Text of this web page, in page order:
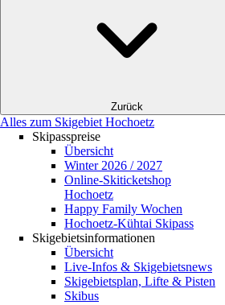
Zurück
Alles zum Skigebiet Hochoetz
Skipasspreise
Übersicht
Winter 2026 / 2027
Online-Skiticketshop
Hochoetz
Happy Family Wochen
Hochoetz-Kühtai Skipass
Skigebietsinformationen
Übersicht
Live-Infos & Skigebietsnews
Skigebietsplan, Lifte & Pisten
Skibus